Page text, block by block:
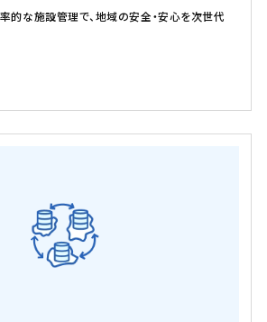
的な施設管理で、地域の安全・安心を次世代